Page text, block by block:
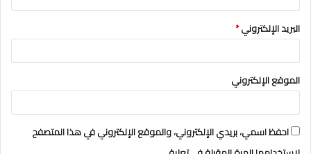
البريد الإلكتروني*
الموقع الإلكتروني
احفظ اسمي، بريدي الإلكتروني، والموقع الإلكتروني في هذا المتصفح